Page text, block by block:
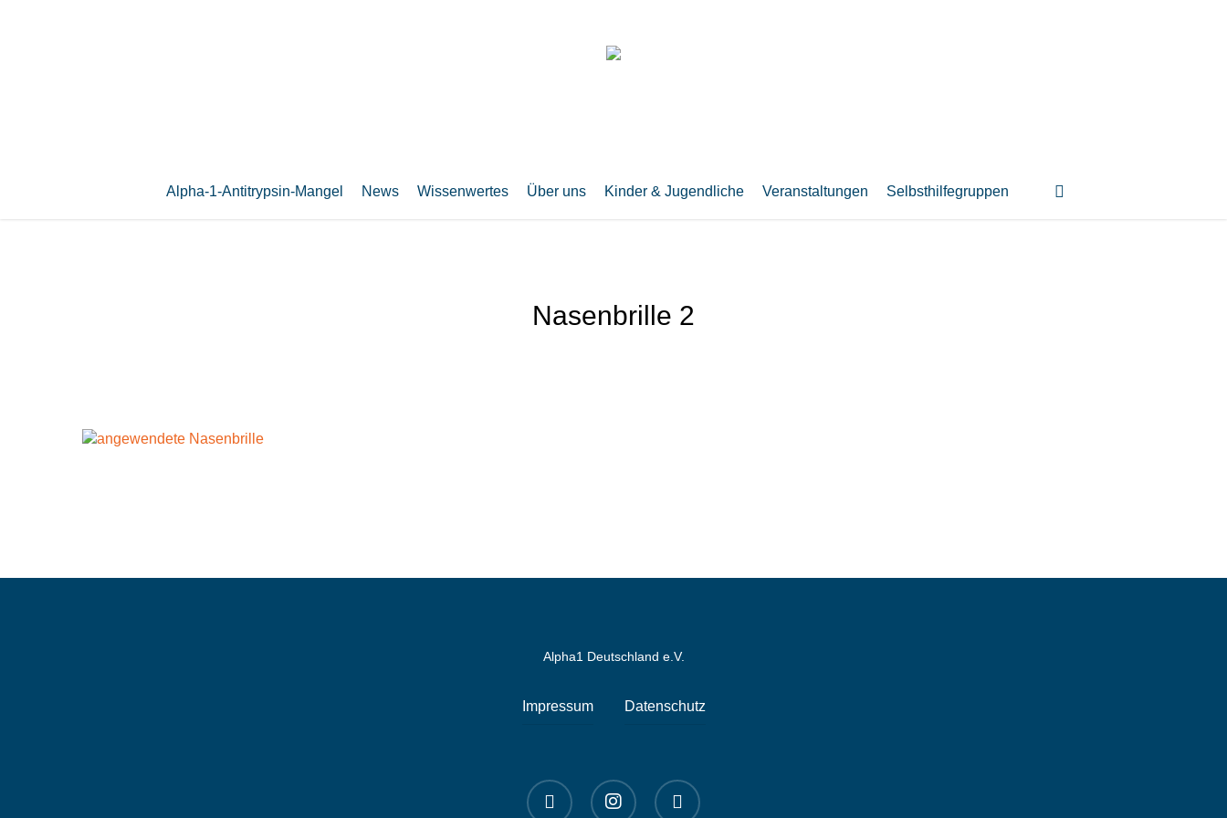
Alpha-1-Antitrypsin-Mangel News Wissenwertes Über uns Kinder & Jugendliche Veranstaltungen Selbsthilfegruppen
Nasenbrille 2
Alpha1 Deutschland e.V.
Impressum Datenschutz
linkedin instagram spotify